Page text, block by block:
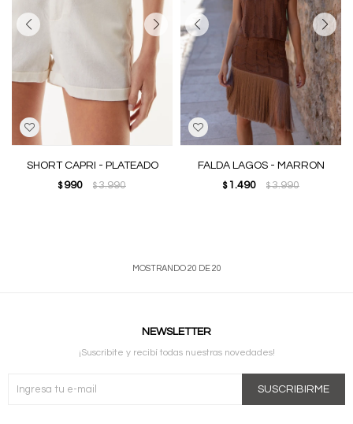
SHORT CAPRI - PLATEADO
$ 990 $3.990
FALDA LAGOS - MARRON
$ 1.490 $3.990
MOSTRANDO20 DE20
NEWSLETTER
¡Suscribite y recibí todas nuestras novedades!
SUSCRIBIRME